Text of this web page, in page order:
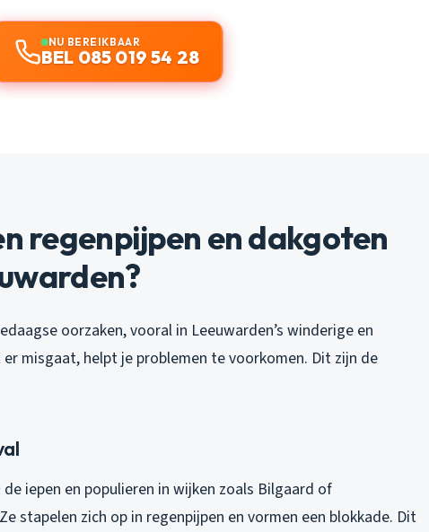
NU BEREIKBAAR
BEL 085 019 54 28
regenpijpen en dakgoten
oorzaken, vooral in Leeuwarden’s winderige en
misgaat, helpt je problemen te voorkomen. Dit zijn de
iepen en populieren in wijken zoals Bilgaard of
stapelen zich op in regenpijpen en vormen een blokkade. Dit